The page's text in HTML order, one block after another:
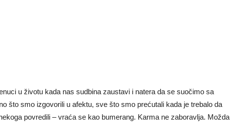
u životu kada nas sudbina zaustavi i natera da se suočimo sa
što smo izgovorili u afektu, sve što smo prećutali kada je trebalo da
povredili – vraća se kao bumerang. Karma ne zaboravlja. Možda